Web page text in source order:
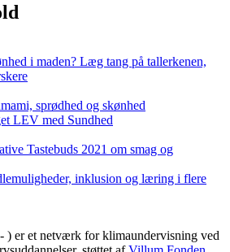
i maden? Læg tang på tallerkenen,
sprødhed og skønhed
LEV med Sundhed
Tastebuds 2021 om smag og
inklusion og læring i flere
) er et netværk for klimaundervisning ved